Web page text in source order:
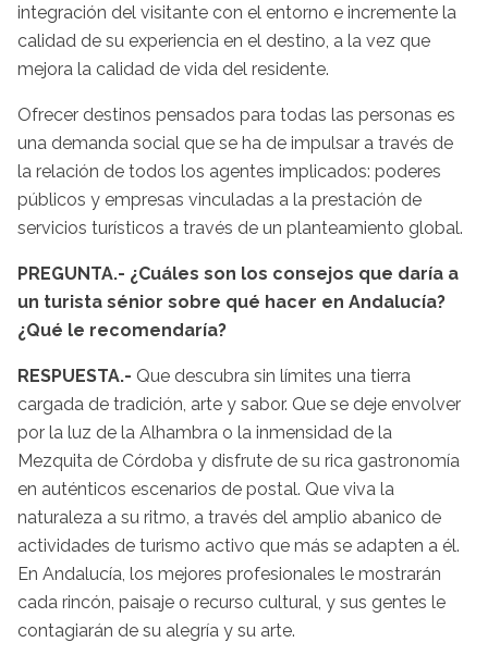
integración del visitante con el entorno e incremente la
calidad de su experiencia en el destino, a la vez que
mejora la calidad de vida del residente.
Ofrecer destinos pensados para todas las personas es
una demanda social que se ha de impulsar a través de
la relación de todos los agentes implicados: poderes
públicos y empresas vinculadas a la prestación de
servicios turísticos a través de un planteamiento global.
PREGUNTA.- ¿Cuáles son los consejos que daría a
un turista sénior sobre qué hacer en Andalucía?
¿Qué le recomendaría?
RESPUESTA.- Que descubra sin límites una tierra
cargada de tradición, arte y sabor. Que se deje envolver
por la luz de la Alhambra o la inmensidad de la
Mezquita de Córdoba y disfrute de su rica gastronomía
en auténticos escenarios de postal. Que viva la
naturaleza a su ritmo, a través del amplio abanico de
actividades de turismo activo que más se adapten a él.
En Andalucía, los mejores profesionales le mostrarán
cada rincón, paisaje o recurso cultural, y sus gentes le
contagiarán de su alegría y su arte.